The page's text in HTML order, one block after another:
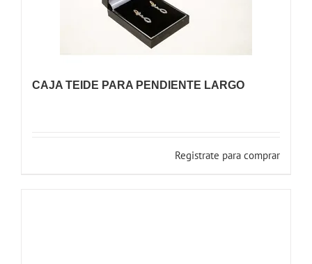
CAJA TEIDE PARA PENDIENTE LARGO
Registrate para comprar